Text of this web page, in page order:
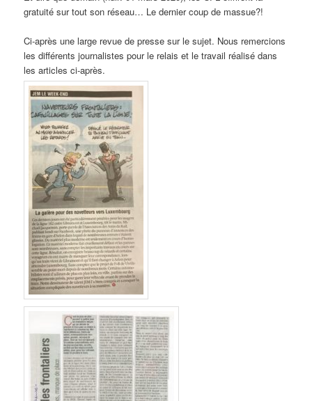
gratuité sur tout son réseau… Le dernier coup de massue?!
Ci-après une large revue de presse sur le sujet. Nous remercions
les différents journalistes pour le relais et le travail réalisé dans
les articles ci-après.